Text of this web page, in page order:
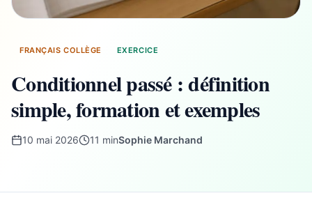
FRANÇAIS COLLÈGE EXERCICE
Conditionnel passé : définition
simple, formation et exemples
10 mai 2026 11 minSophie Marchand